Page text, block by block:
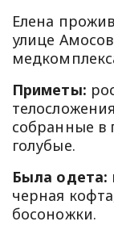
Елена
улице
Приметы:
собранные в
голубые.
Была одета:
черная
босоножки.